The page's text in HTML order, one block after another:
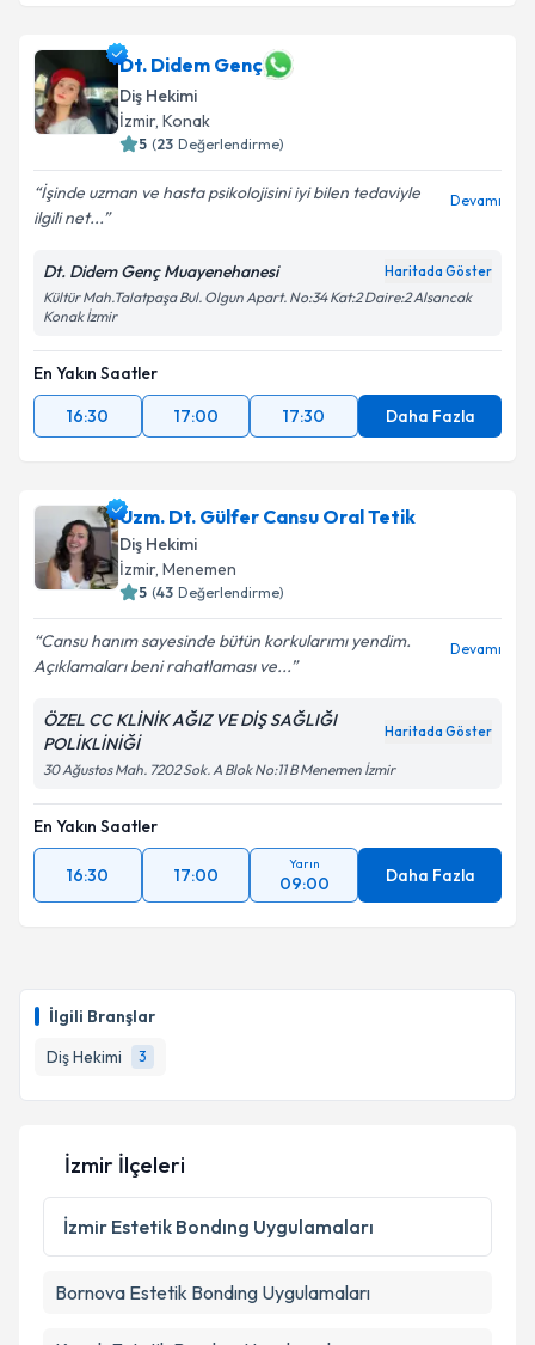
İlgili Branşlar
Diş Hekimi
3
Dt. Didem Genç
Diş Hekimi
İzmir, Konak
5 (23 Değerlendirme)
İşinde uzman ve hasta psikolojisini iyi bilen tedaviyle
ilgili net...
Devamı
Dt. Didem Genç Muayenehanesi Haritada Göster
Kültür Mah.Talatpaşa Bul. Olgun Apart. No:34 Kat:2 Daire:2 Alsancak
Konak İzmir
En Yakın Saatler
16:30
17:00 17:30 Daha Fazla
Uzm. Dt. Gülfer Cansu Oral Tetik
Diş Hekimi
İzmir, Menemen
5 (43 Değerlendirme)
Cansu hanım sayesinde bütün korkularımı yendim.
Açıklamaları beni rahatlaması ve...
Devamı
ÖZEL CC KLİNİK AĞIZ VE DİŞ SAĞLIĞI
POLİKLİNİĞİ
Haritada Göster
30 Ağustos Mah. 7202 Sok. A Blok No:11 B Menemen İzmir
En Yakın Saatler
16:30 17:00
Yarın
09:00 Daha Fazla
İzmir İlçeleri
İzmir Estetik Bondıng Uygulamaları
Bornova Estetik Bondıng Uygulamaları